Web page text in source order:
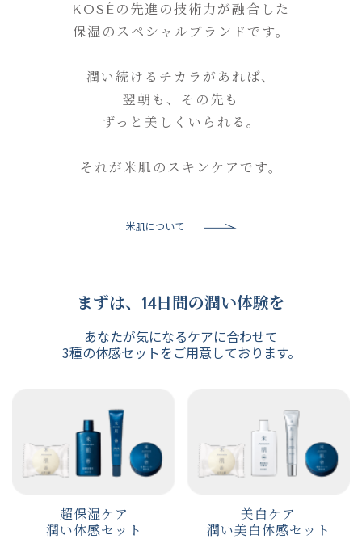
KOSÉの先進の技術力が融合した
保湿のスペシャルブランドです。
潤い続けるチカラがあれば、
翌朝も、その先も
ずっと美しくいられる。
それが米肌のスキンケアです。
米肌について
まずは、14日間の潤い体験を
あなたが気になるケアに合わせて
3種の体感セットをご用意しております。
超保湿ケア
潤い体感セット
美白ケア
潤い美白体感セット